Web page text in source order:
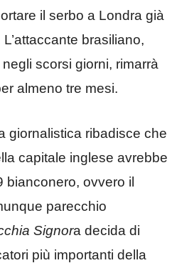
il serbo a Londra già
brasiliano,
scorsi giorni, rimarrà
almeno tre mesi.
giornalistica ribadisce che
capitale inglese avrebbe
bianconero, ovvero il
parecchio
Signora decida di
più importanti della